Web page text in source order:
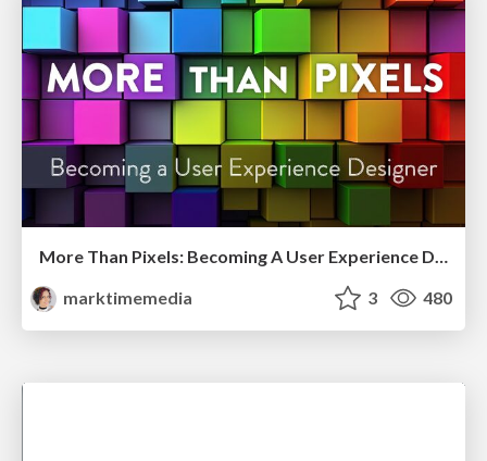
More Than Pixels: Becoming A User Experience Designer
marktimemedia
3 480